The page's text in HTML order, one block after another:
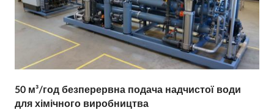
50 м³/год безперервна подача надчистої води
для хімічного виробництва